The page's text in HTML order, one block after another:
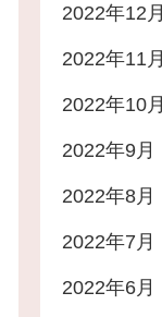
2022年12月
2022年11月
2022年10月
2022年9月
2022年8月
2022年7月
2022年6月